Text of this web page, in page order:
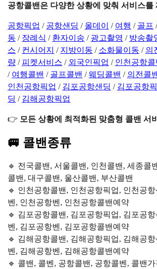
공항콜밴은 다양한 상황에 맞춰 서비스를
공항픽업 / 공항샌딩 / 올데이 / 여행 / 골프
동 / 장례식 / 환자이송 / 광고촬영 / 방송촬
스 / 컨시어지 / 지방이동 / 소화물이동 / 의
량 / 피켓서비스 / 외국인픽업 / 인천공항콜
/ 여행콜밴 / 골프콜밴 /웨딩콜밴 / 의전콜
인천공항픽업 / 김포공항샌딩 / 김포공항
딩 / 김해공항픽업
👉 모든 상황에 최적화된 맞춤형 콜밴 서
🚐 콜밴종류
🔹 전국콜밴, 서울콜밴, 인천콜밴, 세종콜
콜밴, 대구콜밴, 울산콜밴, 부산콜밴
🔹 인천공항콜밴, 인천공항픽업, 인천공
벤, 인천공항벤, 인천공항콜밴예약
🔹 김포공항콜밴, 김포공항픽업, 김포공
벤, 김포공항벤, 김포공항콜밴예약
🔹 김해공항콜밴, 김해공항픽업, 김해공
벤, 김해공항벤, 김해공항콜밴예약
🔹 콜밴, 콜벤, 공항콜밴, 공항콜벤, 콜밴